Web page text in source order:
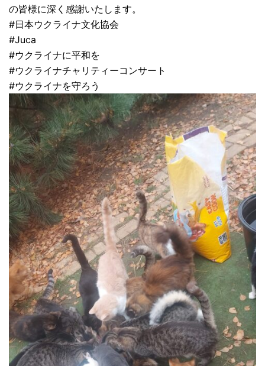
の皆様に深く感謝いたします。
#日本ウクライナ文化協会
#Juca
#ウクライナに平和を
#ウクライナチャリティーコンサート
#ウクライナを守ろう